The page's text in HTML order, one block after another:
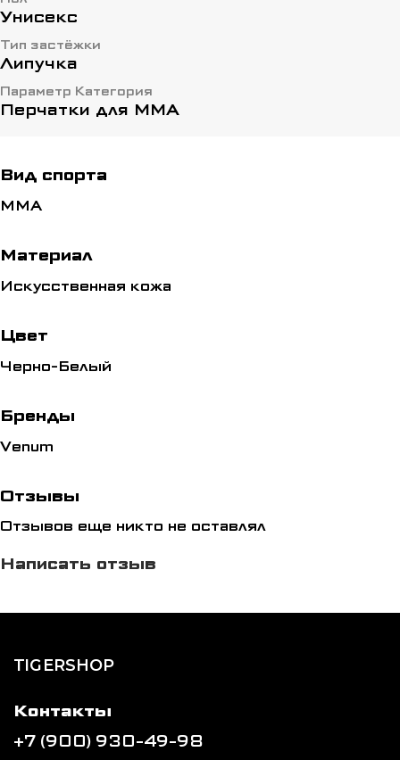
Дополнительная защита большого пальца;
Комфорт и безопасность во время тренировки;
Стабилизация запястья благодаря специальной
системе застежек;
L/XL 22-25
Унисекс
Тип застёжки
Липучка
Параметр Категория
Перчатки для ММА
Вид спорта
ММА
Материал
Искусственная кожа
Цвет
Черно-Белый
Бренды
Venum
Отзывы
Отзывов еще никто не оставлял
Написать отзыв
TIGERSHOP
Контакты
+7 (900) 930-49-98